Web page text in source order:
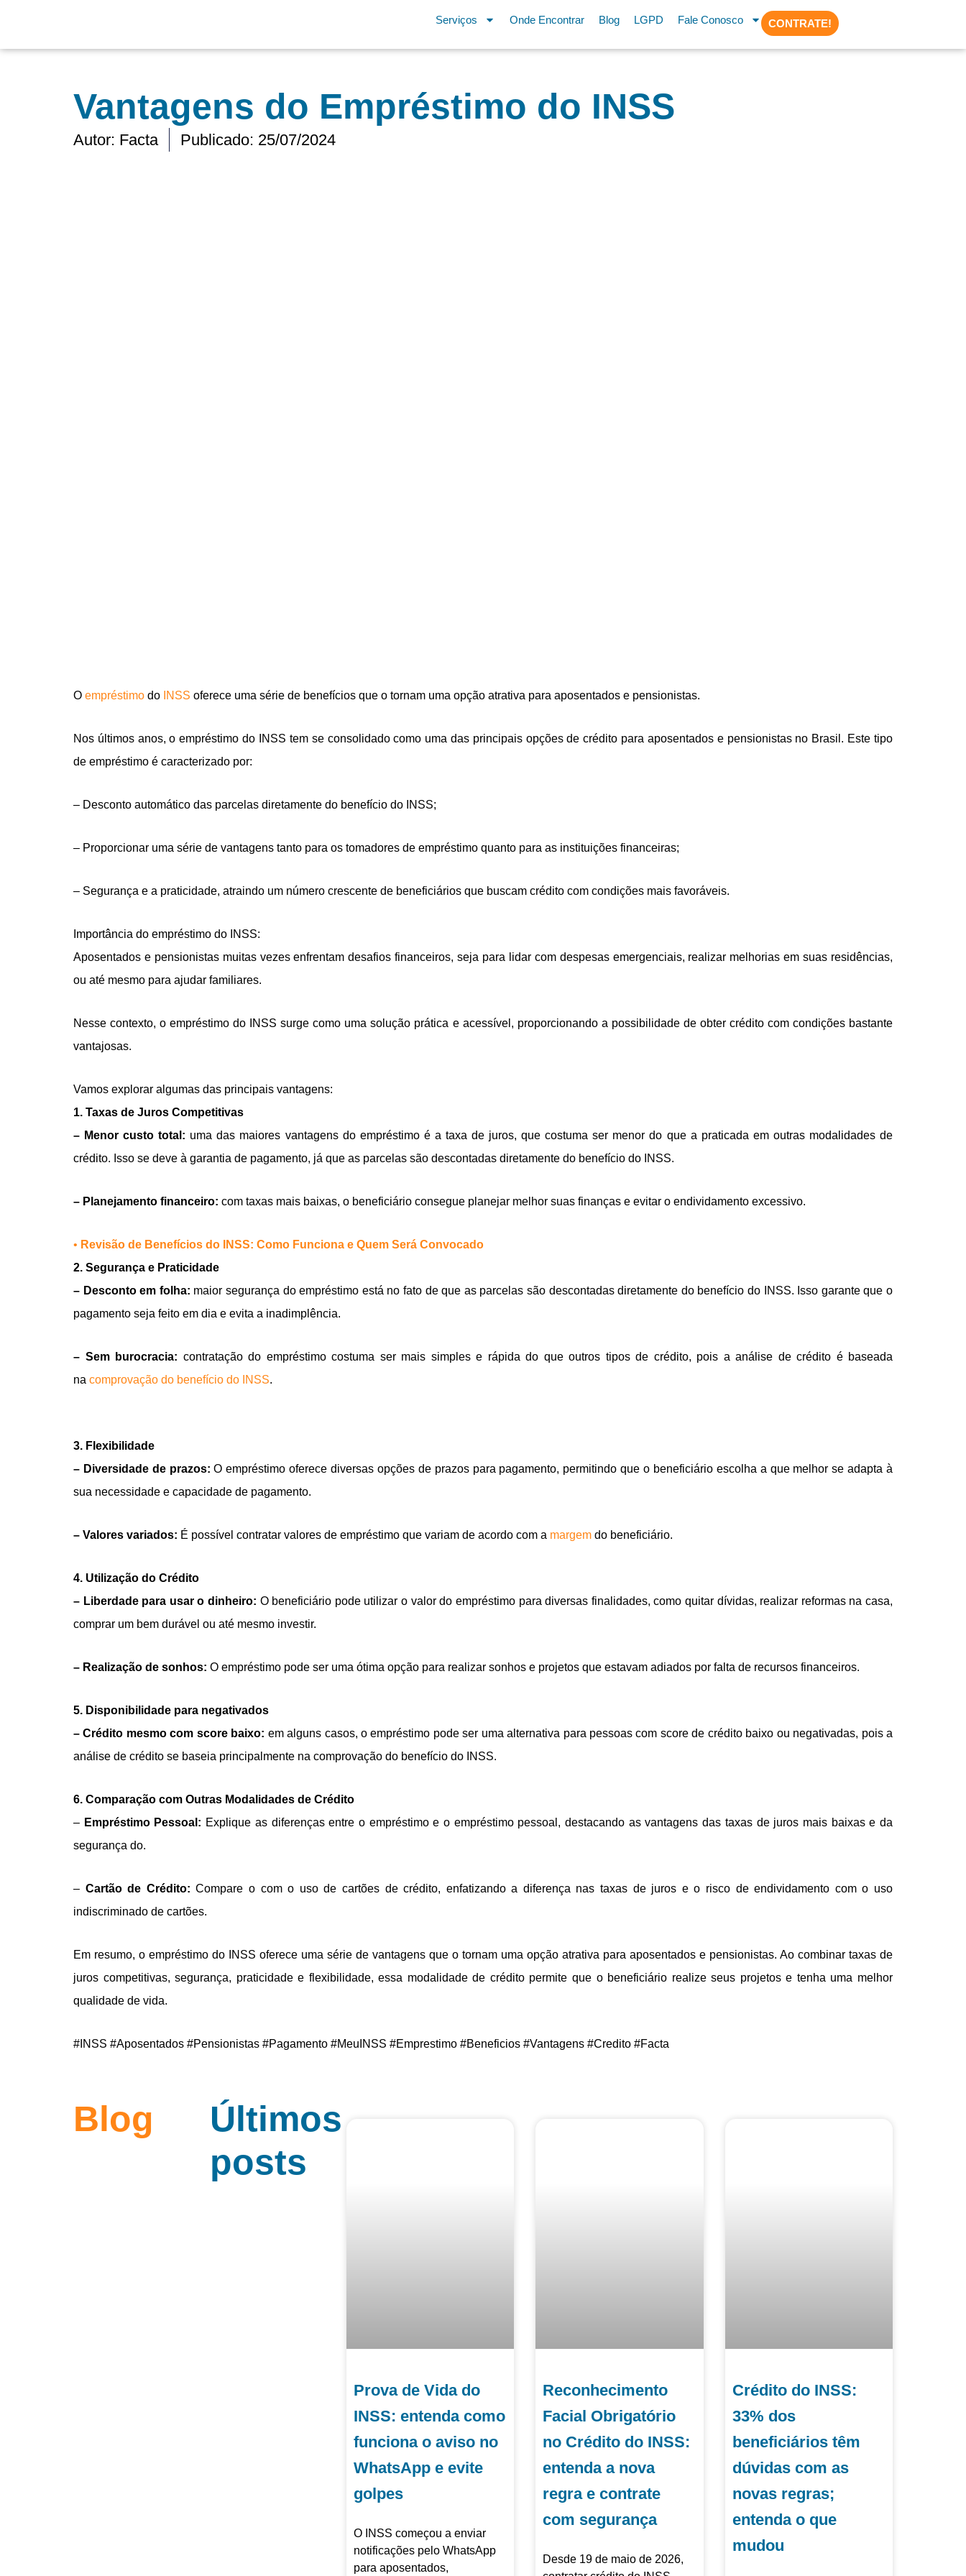
Serviços Onde Encontrar Blog LGPD Fale Conosco CONTRATE!
Vantagens do Empréstimo do INSS
Autor: Facta Publicado: 25/07/2024
O empréstimo do INSS oferece uma série de benefícios que o tornam uma opção atrativa para aposentados e pensionistas.
Nos últimos anos, o empréstimo do INSS tem se consolidado como uma das principais opções de crédito para aposentados e pensionistas no Brasil. Este tipo
de empréstimo é caracterizado por:
– Desconto automático das parcelas diretamente do benefício do INSS;
– Proporcionar uma série de vantagens tanto para os tomadores de empréstimo quanto para as instituições financeiras;
– Segurança e a praticidade, atraindo um número crescente de beneficiários que buscam crédito com condições mais favoráveis.
Importância do empréstimo do INSS:
Aposentados e pensionistas muitas vezes enfrentam desafios financeiros, seja para lidar com despesas emergenciais, realizar melhorias em suas residências,
ou até mesmo para ajudar familiares.
Nesse contexto, o empréstimo do INSS surge como uma solução prática e acessível, proporcionando a possibilidade de obter crédito com condições bastante
vantajosas.
Vamos explorar algumas das principais vantagens:
1. Taxas de Juros Competitivas
– Menor custo total: uma das maiores vantagens do empréstimo é a taxa de juros, que costuma ser menor do que a praticada em outras modalidades de
crédito. Isso se deve à garantia de pagamento, já que as parcelas são descontadas diretamente do benefício do INSS.
– Planejamento financeiro: com taxas mais baixas, o beneficiário consegue planejar melhor suas finanças e evitar o endividamento excessivo.
• Revisão de Benefícios do INSS: Como Funciona e Quem Será Convocado
2. Segurança e Praticidade
– Desconto em folha: maior segurança do empréstimo está no fato de que as parcelas são descontadas diretamente do benefício do INSS. Isso garante que o
pagamento seja feito em dia e evita a inadimplência.
– Sem burocracia: contratação do empréstimo costuma ser mais simples e rápida do que outros tipos de crédito, pois a análise de crédito é baseada
na comprovação do benefício do INSS.
3. Flexibilidade
– Diversidade de prazos: O empréstimo oferece diversas opções de prazos para pagamento, permitindo que o beneficiário escolha a que melhor se adapta à
sua necessidade e capacidade de pagamento.
– Valores variados: É possível contratar valores de empréstimo que variam de acordo com a margem do beneficiário.
4. Utilização do Crédito
– Liberdade para usar o dinheiro: O beneficiário pode utilizar o valor do empréstimo para diversas finalidades, como quitar dívidas, realizar reformas na casa,
comprar um bem durável ou até mesmo investir.
– Realização de sonhos: O empréstimo pode ser uma ótima opção para realizar sonhos e projetos que estavam adiados por falta de recursos financeiros.
5. Disponibilidade para negativados
– Crédito mesmo com score baixo: em alguns casos, o empréstimo pode ser uma alternativa para pessoas com score de crédito baixo ou negativadas, pois a
análise de crédito se baseia principalmente na comprovação do benefício do INSS.
6. Comparação com Outras Modalidades de Crédito
– Empréstimo Pessoal: Explique as diferenças entre o empréstimo e o empréstimo pessoal, destacando as vantagens das taxas de juros mais baixas e da
segurança do.
– Cartão de Crédito:Compare o com o uso de cartões de crédito, enfatizando a diferença nas taxas de juros e o risco de endividamento com o uso
indiscriminado de cartões.
Em resumo, o empréstimo do INSS oferece uma série de vantagens que o tornam uma opção atrativa para aposentados e pensionistas. Ao combinar taxas de
juros competitivas, segurança, praticidade e flexibilidade, essa modalidade de crédito permite que o beneficiário realize seus projetos e tenha uma melhor
qualidade de vida.
#INSS #Aposentados #Pensionistas #Pagamento #MeuINSS #Emprestimo #Beneficios #Vantagens #Credito #Facta
Blog
Últimos
posts
Prova de Vida do
INSS: entenda como
funciona o aviso no
WhatsApp e evite
golpes
O INSS começou a enviar
notificações pelo WhatsApp
para aposentados,
Reconhecimento
Facial Obrigatório
no Crédito do INSS:
entenda a nova
regra e contrate
com segurança
Desde 19 de maio de 2026,
Crédito do INSS:
33% dos
beneficiários têm
dúvidas com as
novas regras;
entenda o que
mudou